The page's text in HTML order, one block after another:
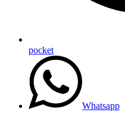
pocket
Whatsapp